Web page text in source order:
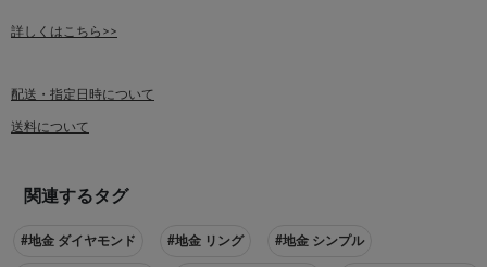
詳しくはこちら>>
配送・指定日時について
送料について
関連するタグ
#地金 ダイヤモンド #地金 リング #地金 シンプル